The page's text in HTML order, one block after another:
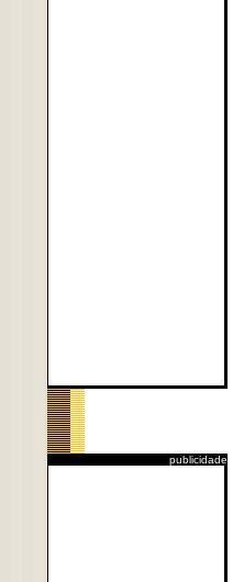
publicidade